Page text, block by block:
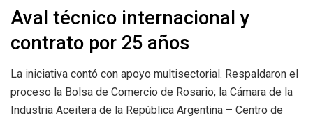
Aval técnico internacional y
contrato por 25 años
La iniciativa contó con apoyo multisectorial. Respaldaron el
proceso la Bolsa de Comercio de Rosario; la Cámara de la
Industria Aceitera de la República Argentina – Centro de